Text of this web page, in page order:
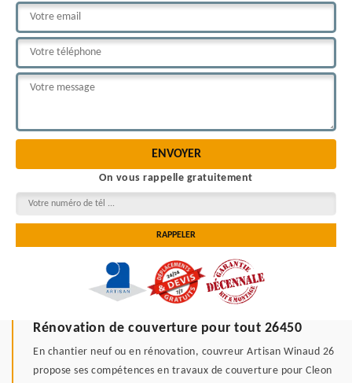
On vous rappelle gratuitement
Rénovation de couverture pour tout 26450
En chantier neuf ou en rénovation, couvreur Artisan Winaud 26
propose ses compétences en travaux de couverture pour Cleon